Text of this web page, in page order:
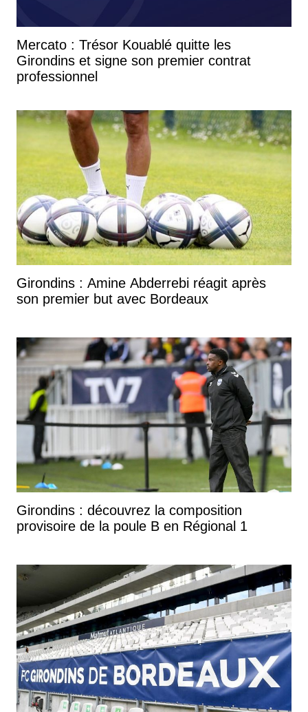
Mercato : Trésor Kouablé quitte les
Girondins et signe son premier contrat
professionnel
Girondins : Amine Abderrebi réagit après
son premier but avec Bordeaux
Girondins : découvrez la composition
provisoire de la poule B en Régional 1